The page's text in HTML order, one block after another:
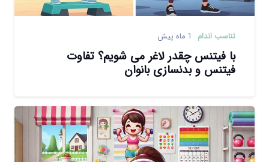
تناسب اندام 1 ماه پیش
با فیتنس چقدر لاغر می شویم؟ تفاوت
فیتنس و بدنسازی بانوان